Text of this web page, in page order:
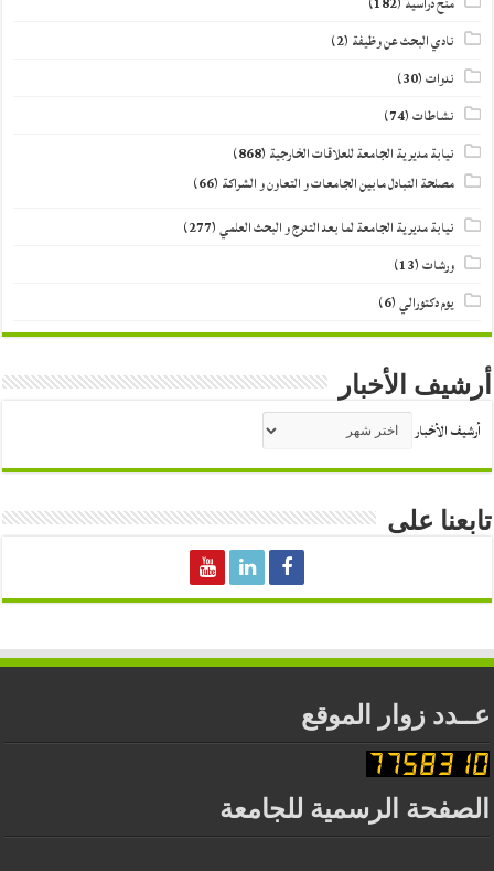
نادي البحث عن وظيفة (2)
ندوات(30)
نشاطات(74)
نيابة مديرية الجامعة للعلاقات الخارجية (868)
مصلحة التبادل مابين الجامعات و التعاون و الشراكة (66)
نيابة مديرية الجامعة لما بعد التدرج و البحث العلمي(277)
ورشات(13)
يوم دكتورالي(6)
أرشيف الأخبار
أرشيف الأخبار
تابعنا على
عــدد زوار الموقع
الصفحة الرسمية للجامعة